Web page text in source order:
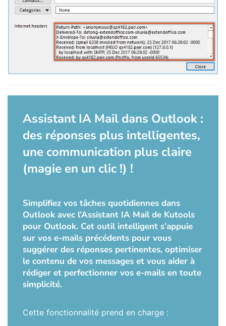
Assistant IA Mail dans Outlook :
des réponses plus intelligentes,
une communication plus claire
(magie en un clic !) !
Simplifiez vos tâches quotidiennes dans
Outlook avec l’Assistant IA Mail de Kutools
pour Outlook. Cet outil intelligent s’appuie
sur vos e-mails précédents pour vous
suggérer des réponses pertinentes, optimiser
le contenu de vos messages et vous aider à
rédiger et perfectionner vos e-mails en toute
simplicité.
Cette fonctionnalité prend en charge :